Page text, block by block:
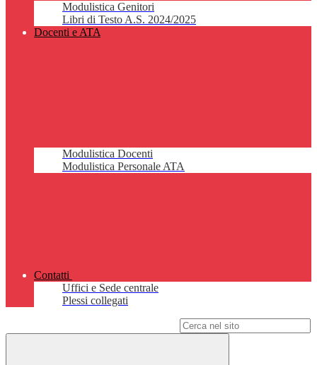
Modulistica Genitori
Libri di Testo A.S. 2024/2025
Docenti e ATA
Modulistica Docenti
Modulistica Personale ATA
Contatti
Uffici e Sede centrale
Plessi collegati